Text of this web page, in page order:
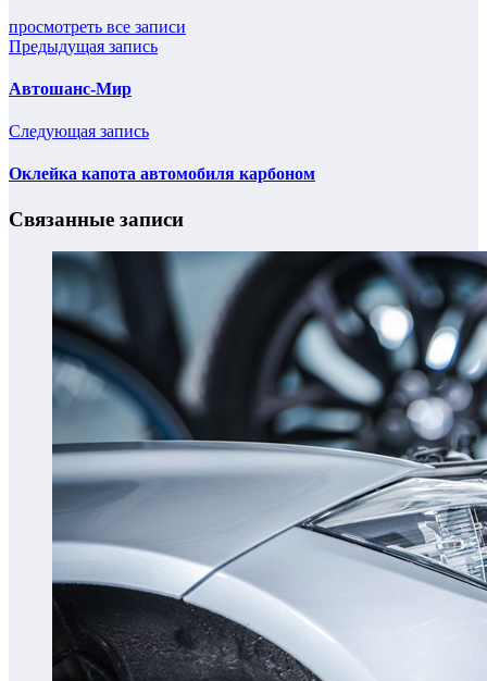
просмотреть все записи
Предыдущая запись
Автошанс-Мир
Следующая запись
Оклейка капота автомобиля карбоном
Связанные записи